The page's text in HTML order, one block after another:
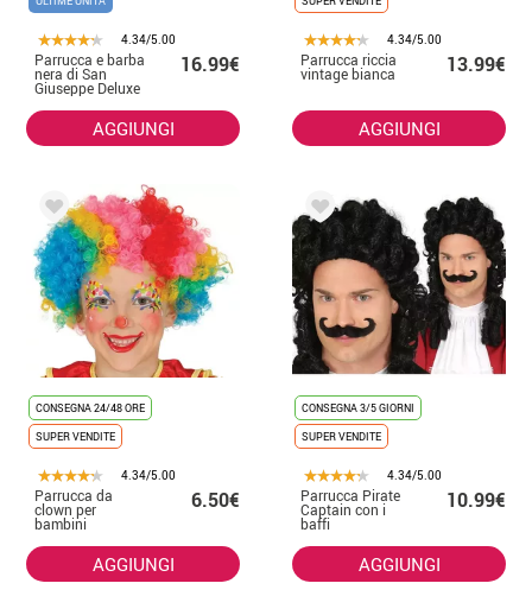
4.34/5.00
Parrucca e barba
nera di San
Giuseppe Deluxe
16.99€
AGGIUNGI
4.34/5.00
Parrucca riccia
vintage bianca 13.99€
AGGIUNGI
CONSEGNA 24/48 ORE
SUPER VENDITE
4.34/5.00
Parrucca da
clown per
bambini
6.50€
AGGIUNGI
CONSEGNA 3/5 GIORNI
SUPER VENDITE
4.34/5.00
Parrucca Pirate
Captain con i
baffi
10.99€
AGGIUNGI